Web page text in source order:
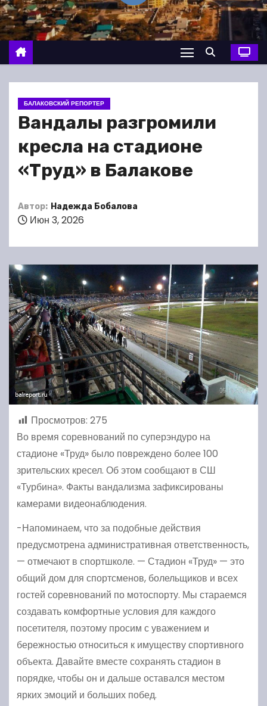
о
м
у
БАЛАКОВСКИЙ РЕПОРТЕР
Вандалы разгромили
кресла на стадионе
«Труд» в Балакове
Автор: Надежда Бобалова
Июн 3, 2026
Просмотров: 275
Во время соревнований по суперэндуро на
стадионе «Труд» было повреждено более 100
зрительских кресел. Об этом сообщают в СШ
«Турбина». Факты вандализма зафиксированы
камерами видеонаблюдения.
-Напоминаем, что за подобные действия
предусмотрена административная ответственность,
— отмечают в спортшколе. — Стадион «Труд» — это
общий дом для спортсменов, болельщиков и всех
гостей соревнований по мотоспорту. Мы стараемся
создавать комфортные условия для каждого
посетителя, поэтому просим с уважением и
бережностью относиться к имуществу спортивного
объекта. Давайте вместе сохранять стадион в
порядке, чтобы он и дальше оставался местом
ярких эмоций и больших побед.